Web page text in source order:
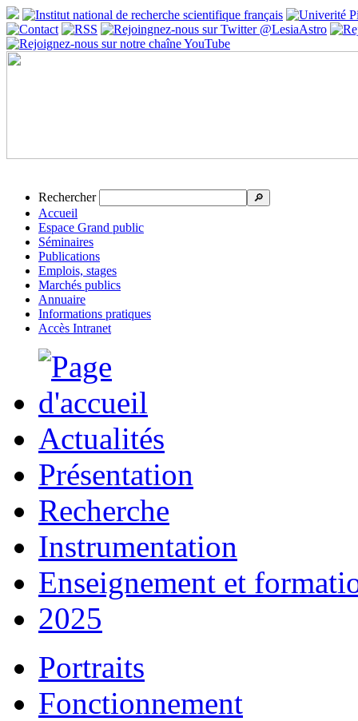
Rechercher 🔎
Accueil
Espace Grand public
Séminaires
Publications
Emplois, stages
Marchés publics
Annuaire
Informations pratiques
Accès Intranet
Actualités
Présentation
Recherche
Instrumentation
Enseignement et
2025
Portraits
Fonctionnement